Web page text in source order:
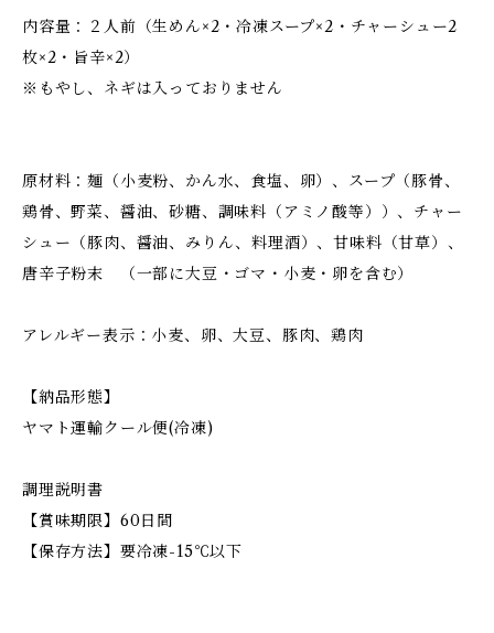
内容量：２人前（生めん×2・冷凍スープ×2・チャーシュー2
枚×2・旨辛×2）
※もやし、ネギは入っておりません
原材料：麺（小麦粉、かん水、食塩、卵）、スープ（豚骨、
鶏骨、野菜、醤油、砂糖、調味料（アミノ酸等））、チャー
シュー（豚肉、醤油、みりん、料理酒）、甘味料（甘草）、
唐辛子粉末 （一部に大豆・ゴマ・小麦・卵を含む）
アレルギー表示：小麦、卵、大豆、豚肉、鶏肉
【納品形態】
ヤマト運輸クール便(冷凍)
調理説明書
【賞味期限】60日間
【保存方法】要冷凍-15℃以下